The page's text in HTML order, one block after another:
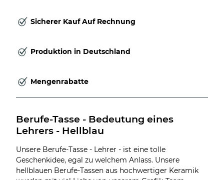
Sicherer Kauf Auf Rechnung
Produktion in Deutschland
Mengenrabatte
Berufe-Tasse - Bedeutung eines
Lehrers - Hellblau
Unsere Berufe-Tasse - Lehrer - ist eine tolle
Geschenkidee, egal zu welchem Anlass. Unsere
hellblauen Berufe-Tassen aus hochwertiger Keramik